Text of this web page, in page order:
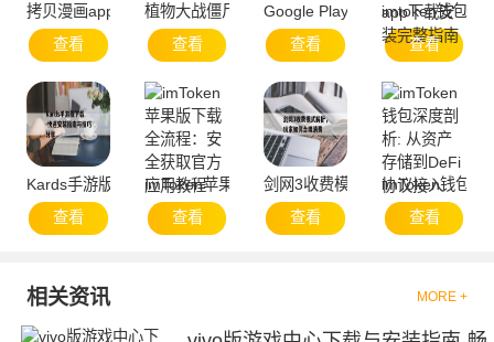
拷贝漫画app官方网站-便捷服务与资源聚合
查看
植物大战僵尸：移动设备上的策略游戏，iPad下载
查看
Google Play官方下载与安全使用
查看
imtoken钱包官
查看
Kards手游版下载-快速安装指南与技巧分享
查看
imToken苹果版下载全流程：安全获取官方应用教
查看
剑网3收费模式解析，玩家如何合
查看
imToken钱包深
查看
相关资讯 MORE +